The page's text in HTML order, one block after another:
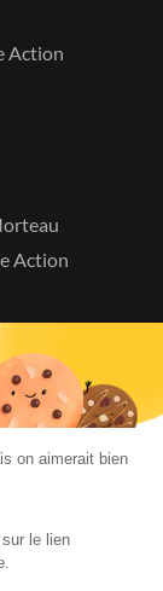
on aimerait bien
le lien
Action
Action
Y 94392